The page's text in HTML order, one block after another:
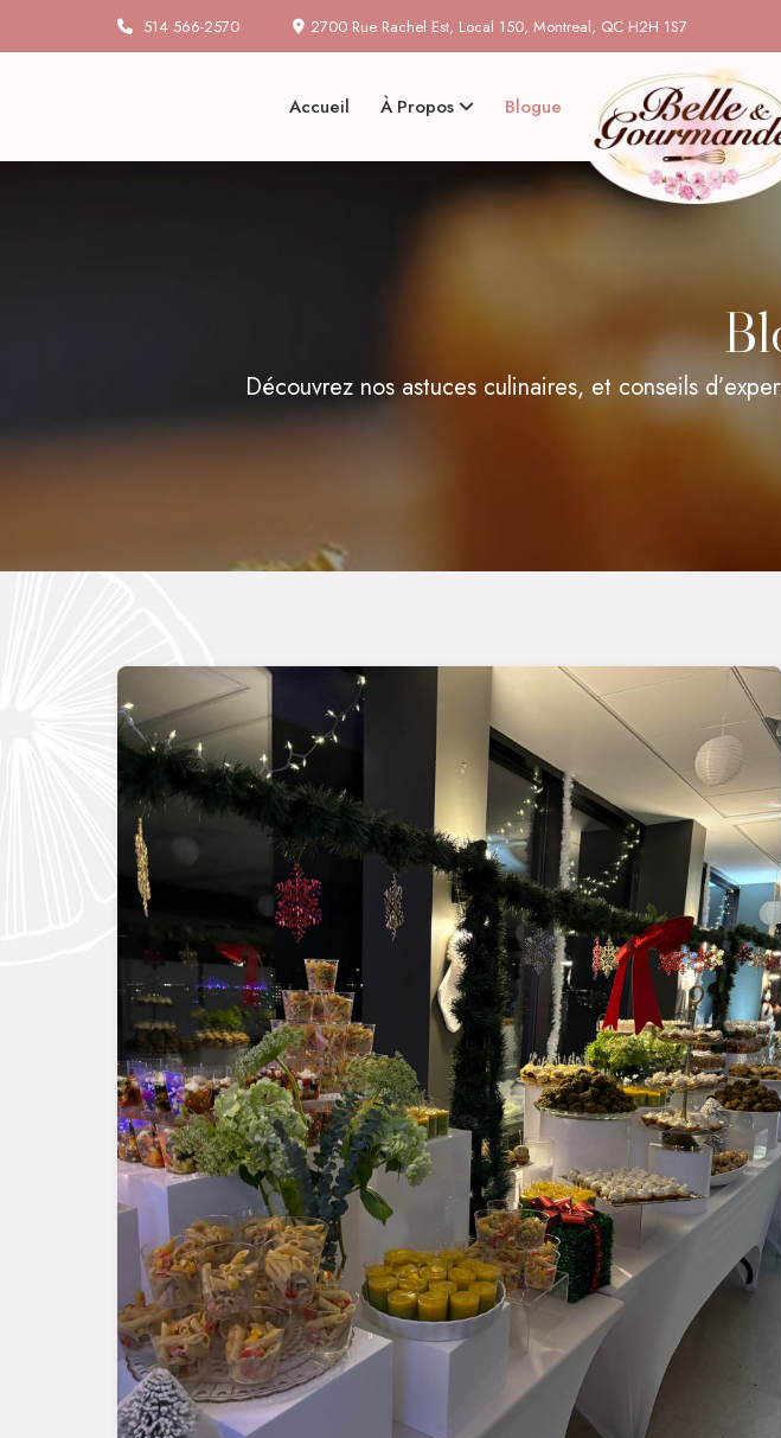
514 566-2570 2700 Rue Rachel Est, Local 150, Montreal, QC H2H 1S7
Accueil À Propos Blogue
Découvrez nos astuces culinaires, et conseils